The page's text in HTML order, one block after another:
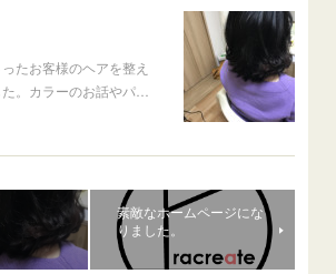
たお客様のヘアを整え
。カラーのお話やパ…
素敵なホームページにな
りました。